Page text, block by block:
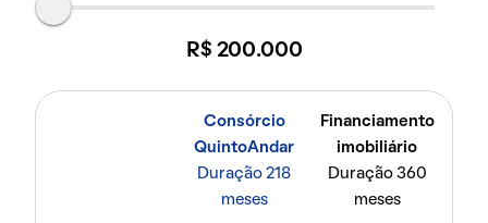
R$ 200.000
Consórcio
QuintoAndar
Duração 218
meses
Financiamento
imobiliário
Duração 360
meses